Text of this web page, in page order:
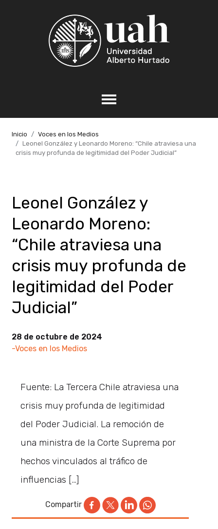
Inicio
Voces en los Medios
Leonel González y Leonardo Moreno: “Chile atraviesa una
crisis muy profunda de legitimidad del Poder Judicial”
Leonel González y
Leonardo Moreno:
“Chile atraviesa una
crisis muy profunda de
legitimidad del Poder
Judicial”
28 de octubre de 2024
-Voces en los Medios
Fuente: La Tercera Chile atraviesa una
crisis muy profunda de legitimidad
del Poder Judicial. La remoción de
una ministra de la Corte Suprema por
hechos vinculados al tráfico de
influencias […]
Compartir